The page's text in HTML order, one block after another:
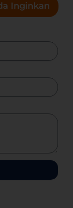
Inginkan